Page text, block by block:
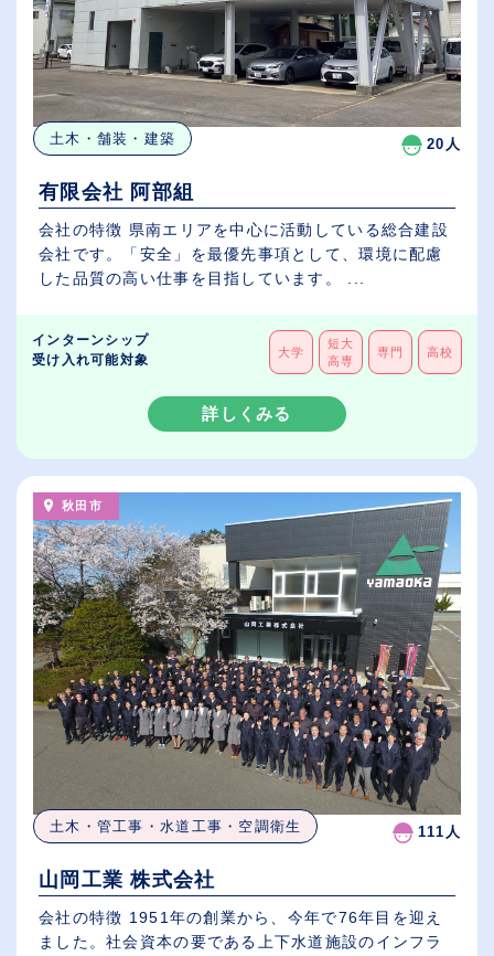
土木・舗装・建築 20人
有限会社 阿部組
会社の特徴 県南エリアを中心に活動している総合建設
会社です。「安全」を最優先事項として、環境に配慮
した品質の高い仕事を目指しています。 ...
インターンシップ
受け入れ可能対象
大学
短大
高専
専門 高校
詳しくみる
秋田市
土木・管工事・水道工事・空調衛生 111人
山岡工業 株式会社
会社の特徴 1951年の創業から、今年で76年目を迎え
ました。社会資本の要である上下水道施設のインフラ